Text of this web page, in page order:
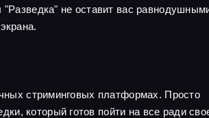
не оставит вас
стриминговых платформах. Просто
который готов пойти на все ради